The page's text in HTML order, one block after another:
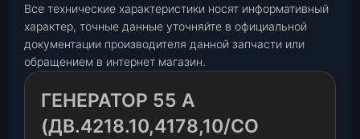
Все технические характеристики носят информативный
характер, точные данные уточняйте в официальной
документации производителя данной запчасти или
обращением в интернет магазин.
ГЕНЕРАТОР 55 А
(ДВ.4218.10,4178,10/СО